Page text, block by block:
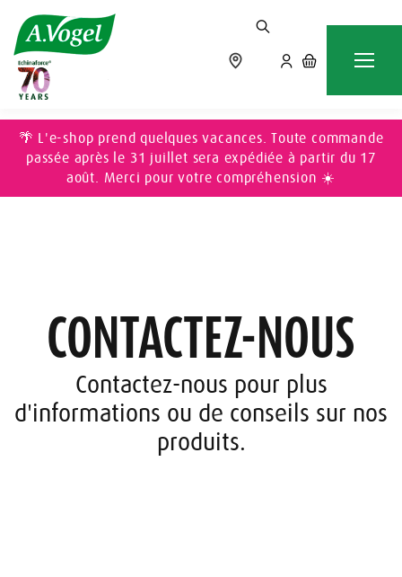
Accueil
🌴 L'e-shop prend quelques vacances. Toute commande
passée après le 31 juillet sera expédiée à partir du 17
août. Merci pour votre compréhension ☀️
CONTACTEZ-NOUS
Contactez-nous pour plus
d'informations ou de conseils sur nos
produits.